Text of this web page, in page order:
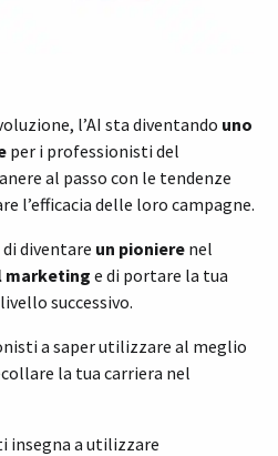
l’AI sta diventando uno
per i professionisti del
al passo con le tendenze
l’efficacia delle loro campagne.
diventare un pioniere nel
marketing e di portare la tua
successivo.
a saper utilizzare al meglio
la tua carriera nel
insegna a utilizzare